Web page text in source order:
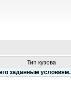
Тип кузова
заданным условиям.